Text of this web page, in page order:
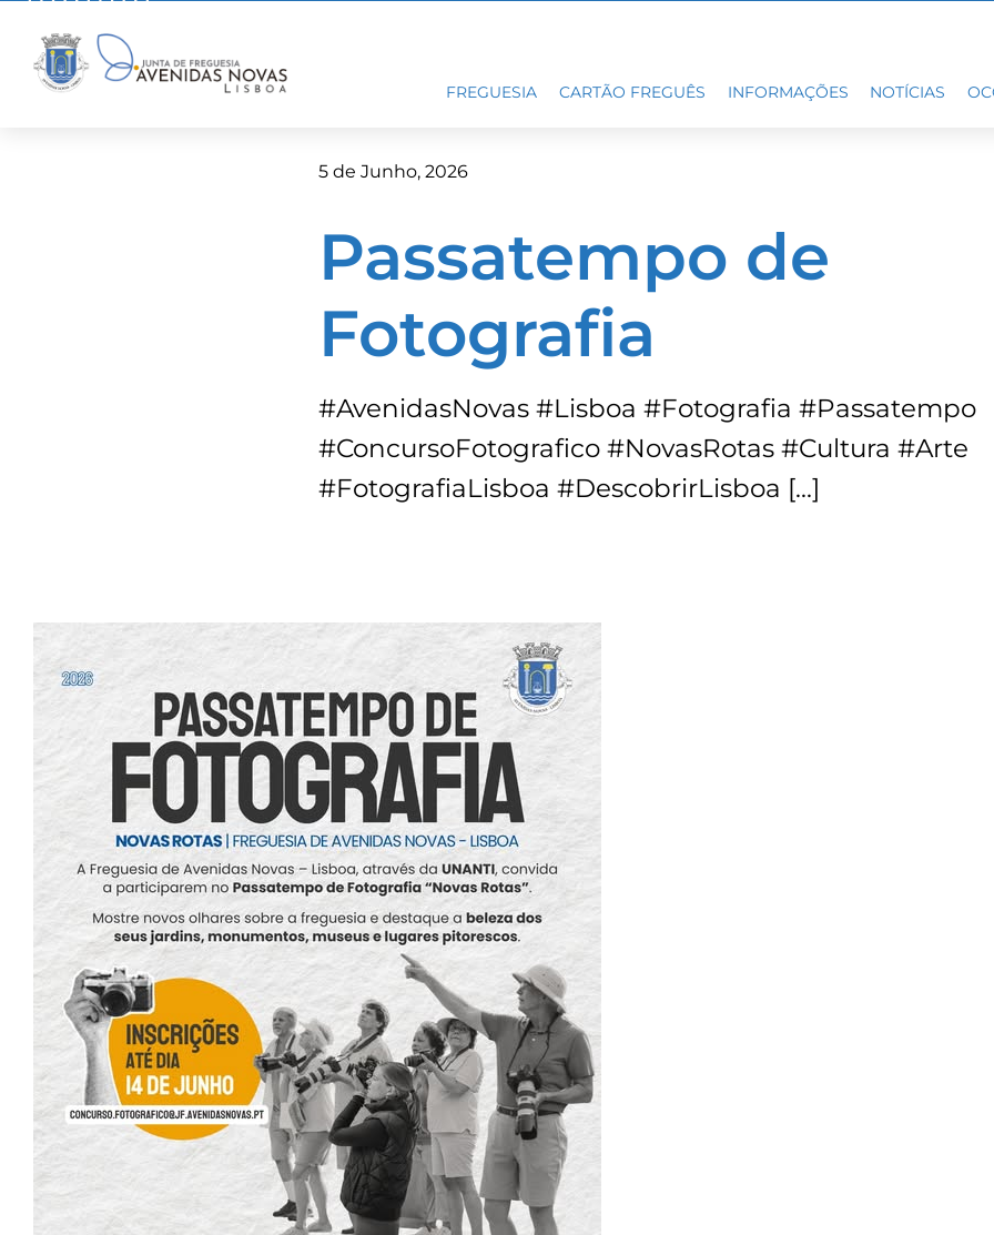
content
FREGUESIA CARTÃO FREGUÊS INFORMAÇÕES NOTÍCIAS
5 de Junho, 2026
Passatempo de
Fotografia
#AvenidasNovas #Lisboa #Fotografia #Passatempo
#ConcursoFotografico #NovasRotas #Cultura #Arte
#FotografiaLisboa #DescobrirLisboa […]